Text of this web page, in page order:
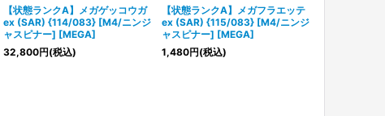
【状態ランクA】メガゲッコウガ
ex (SAR) {114/083} [M4/ニンジ
ャスピナー] [MEGA]
32,800円(税込)
【状態ランクA】メガフラエッテ
ex (SAR) {115/083} [M4/ニンジ
ャスピナー] [MEGA]
1,480円(税込)